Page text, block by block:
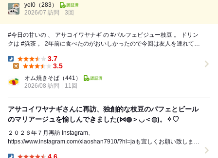
枝豆の白和えを...
yel0 （283）
2026/07 訪問
3回
#今日の甘いの 、 アサコイワヤナギ の #パルフェビジュー枝豆 。 ドリン
クは #浜茶 。 2年前に食べたのがおいしかったので今回は友人を連れて。
Dinner:
3.7
3.5
オム焼きそば （441）
2026/08 訪問
11回
アサコイワヤナギさんに再訪、独創的な枝豆のパフェとビール
のマリアージュを愉しんできました(⋈◍＞◡＜◍)。✧♡
２０２６年７月再訪 Instagram、
https://www.instagram.com/xiaoshan7910/?hl=jaも宜しくお願い致します